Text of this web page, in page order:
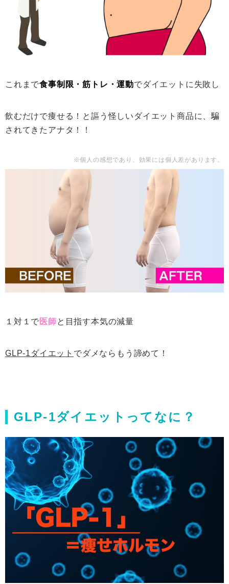
これまで食事制限・筋トレ・運動でダイエットに失敗し
飲むだけで痩せる！と謳う怪しいダイエット商品に、騙
されてきたアナタ！！
※個人の感想であり、効果には個人差があります。
１対１で 医師と目指す本気の減量
GLP-1ダイエット でダメならもう諦めて！
GLP-1ダイエットってなに？